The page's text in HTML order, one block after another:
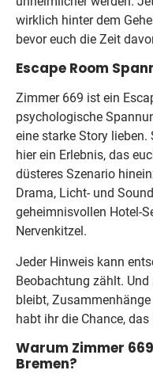
wirklich hinter dem
bevor euch die Zeit
Escape Room
Zimmer 669 ist ein
psychologische
eine starke Story
hier ein Erlebnis, das
düsteres Szenario
Drama, Licht- und
geheimnisvollen Hotel-
Nervenkitzel.
Jeder Hinweis kann
Beobachtung zählt.
bleibt,
habt ihr die Chance,
Warum Zimmer
Bremen?